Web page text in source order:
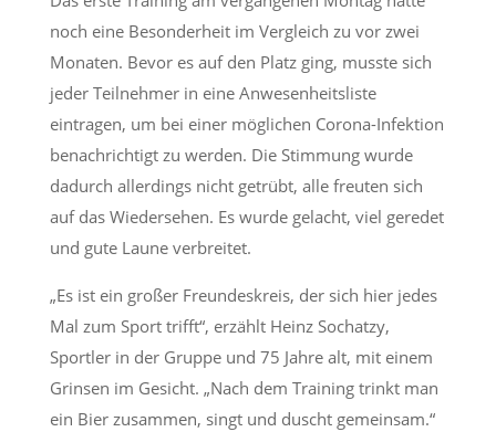
noch eine Besonderheit im Vergleich zu vor zwei
Monaten. Bevor es auf den Platz ging, musste sich
jeder Teilnehmer in eine Anwesenheitsliste
eintragen, um bei einer möglichen Corona-Infektion
benachrichtigt zu werden. Die Stimmung wurde
dadurch allerdings nicht getrübt, alle freuten sich
auf das Wiedersehen. Es wurde gelacht, viel geredet
und gute Laune verbreitet.
„Es ist ein großer Freundeskreis, der sich hier jedes
Mal zum Sport trifft“, erzählt Heinz Sochatzy,
Sportler in der Gruppe und 75 Jahre alt, mit einem
Grinsen im Gesicht. „Nach dem Training trinkt man
ein Bier zusammen, singt und duscht gemeinsam.“